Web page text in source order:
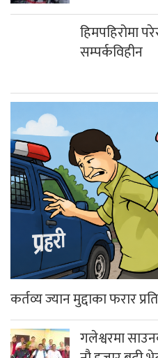
हिमपहिरोमा
सम्पर्कविहीन
कर्तव्य ज्यान मुद्दाका फरार
गलेश्वरमा